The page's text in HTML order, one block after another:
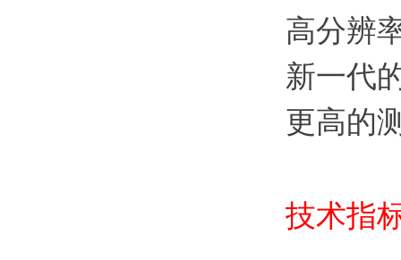
高分辨
新一代
更高的
技术指